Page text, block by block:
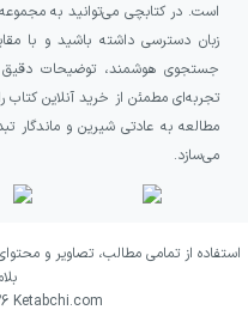
موضوع فشارهای
می‌کنند، می‌توانند با
این کتاب برای
انتظار دارد علاوه
برای مکث و فکر
و ناگفته‌های
می‌سازند. در عین
است. در کتابچی می‌توانید به
زبان دسترسی داشته باشید و با
جستجوی هوشمند، توضیحات دقیق
تجربه‌ای مطمئن از خرید آنلاین
مطالعه به عادتی شیرین و ماندگار
می‌سازد.
استفاده از تمامی مطالب، تصاویر و
Ketabchi.com